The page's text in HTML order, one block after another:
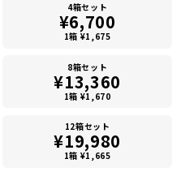
4箱セット
¥6,700
1箱 ¥1,675
8箱セット
¥13,360
1箱 ¥1,670
12箱セット
¥19,980
1箱 ¥1,665